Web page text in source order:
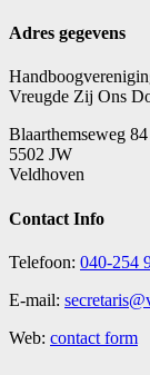
Adres gegevens
Vreugde Zij Ons
Blaarthemseweg 84
5502 JW
Veldhoven
Contact Info
Telefoon: 040-254
E-mail:
Web: contact form